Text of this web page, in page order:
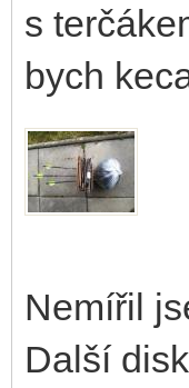
s
bych
Nemířil
Další